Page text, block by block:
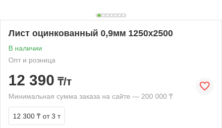
Лист оцинкованный 0,9мм 1250х2500
В наличии
Опт и розница
12 390 ₸/т
Минимальная сумма заказа на сайте — 200 000 ₸
12 300 ₸ от 3 т